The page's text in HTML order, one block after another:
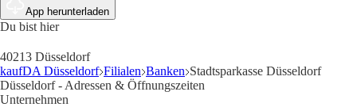
App herunterladen
Du bist hier
40213 Düsseldorf
kaufDA Düsseldorf Filialen Banken Stadtsparkasse Düsseldorf
Düsseldorf - Adressen & Öffnungszeiten
Unternehmen